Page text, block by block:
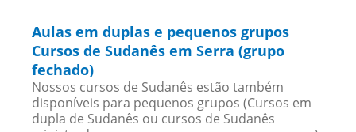
Aulas em duplas e pequenos grupos
Cursos de Sudanês em Serra (grupo
fechado)
Nossos cursos de Sudanês estão também
disponíveis para pequenos grupos (Cursos em
dupla de Sudanês ou cursos de Sudanês